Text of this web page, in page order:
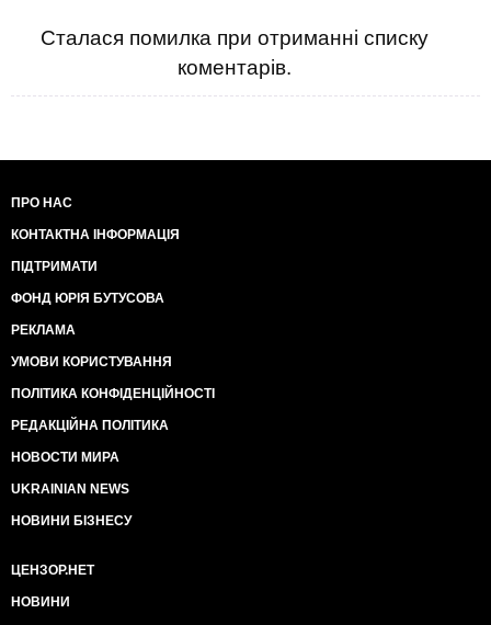
Сталася помилка при отриманні списку
коментарів.
ПРО НАС
КОНТАКТНА ІНФОРМАЦІЯ
ПІДТРИМАТИ
ФОНД ЮРІЯ БУТУСОВА
РЕКЛАМА
УМОВИ КОРИСТУВАННЯ
ПОЛІТИКА КОНФІДЕНЦІЙНОСТІ
РЕДАКЦІЙНА ПОЛІТИКА
НОВОСТИ МИРА
UKRAINIAN NEWS
НОВИНИ БІЗНЕСУ
ЦЕНЗОР.НЕТ
НОВИНИ